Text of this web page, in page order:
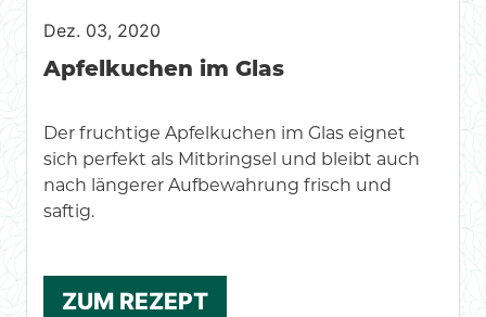
Dez. 03, 2020
Apfelkuchen im Glas
Der fruchtige Apfelkuchen im Glas eignet
sich perfekt als Mitbringsel und bleibt auch
nach längerer Aufbewahrung frisch und
saftig.
ZUM REZEPT